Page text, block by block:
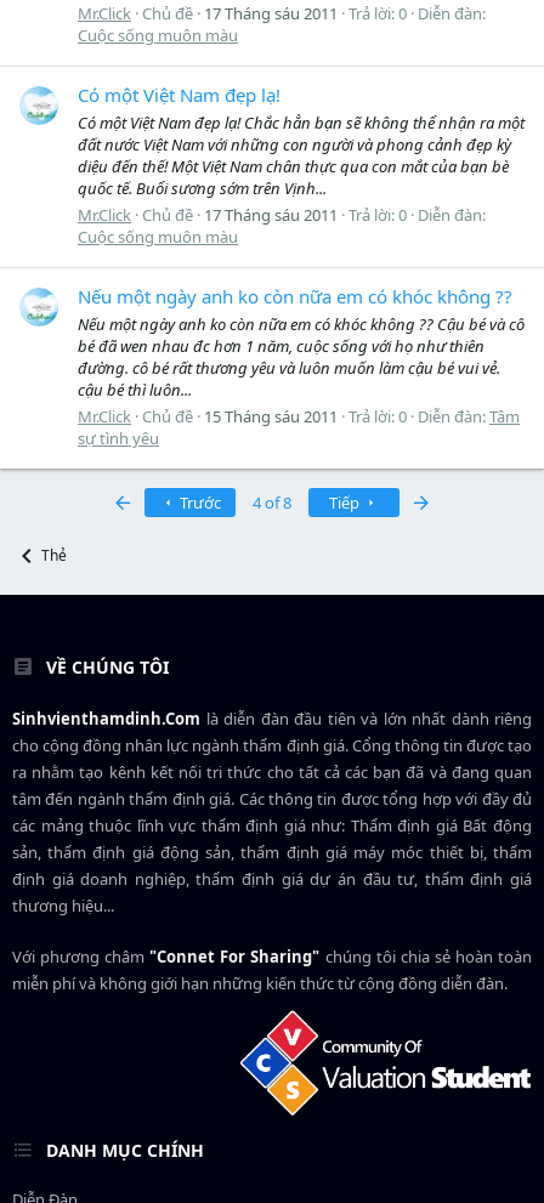
Mr.Click Chủ đề 17 Tháng sáu 2011 Trả lời: 0 Diễn đàn:
Cuộc sống muôn màu
Có một Việt Nam đẹp lạ!
Có một Việt Nam đẹp lạ! Chắc hẳn bạn sẽ không thể nhận ra một
đất nước Việt Nam với những con người và phong cảnh đẹp kỳ
diệu đến thế! Một Việt Nam chân thực qua con mắt của bạn bè
quốc tế. Buổi sương sớm trên Vịnh...
Mr.Click Chủ đề 17 Tháng sáu 2011 Trả lời: 0 Diễn đàn:
Cuộc sống muôn màu
Nếu một ngày anh ko còn nữa em có khóc không ??
Nếu một ngày anh ko còn nữa em có khóc không ?? Cậu bé và cô
bé đã wen nhau đc hơn 1 năm, cuộc sống với họ như thiên
đường. cô bé rất thương yêu và luôn muốn làm cậu bé vui vẻ.
cậu bé thì luôn...
Mr.Click Chủ đề 15 Tháng sáu 2011 Trả lời: 0 Diễn đàn:Tâm
sự tình yêu
Trước 4 of 8 Tiếp
Thẻ
VỀ CHÚNG TÔI
Sinhvienthamdinh.Com là diễn đàn đầu tiên và lớn nhất dành riêng
cho cộng đồng nhân lực ngànhthẩm định giá. Cổng thông tin được tạo
ra nhằm tạo kênh kết nối tri thức cho tất cả các bạn đã và đang quan
tâm đến ngành thẩm định giá. Các thông tin được tổng hợp với đầy đủ
các mảng thuộc lĩnh vực thẩm định giá như: Thẩm định giá Bất động
sản, thẩm định giá động sản, thẩm định giá máy móc thiết bị, thẩm
định giá doanh nghiệp, thẩm định giá dự án đầu tư, thẩm định giá
thương hiệu...
Với phương châm"Connet For Sharing" chúng tôi chia sẻ hoàn toàn
miễn phí và không giới hạn những kiến thức từ cộng đồng diễn đàn.
DANH MỤC CHÍNH